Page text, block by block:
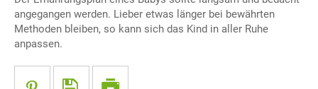
angegangen werden. Lieber etwas länger bei bewährten
Methoden bleiben, so kann sich das Kind in aller Ruhe
anpassen.